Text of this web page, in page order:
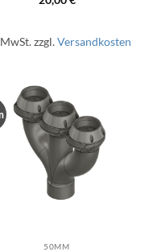
zzgl.Versandkosten
50MM